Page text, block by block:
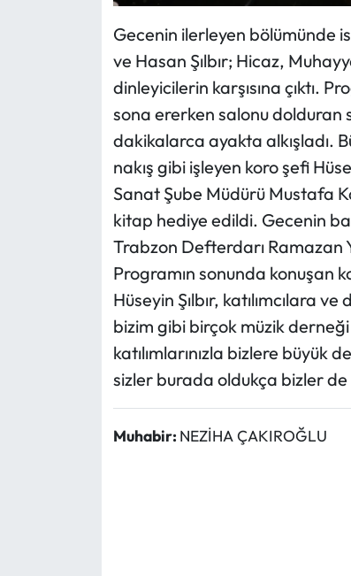
Gecenin ilerleyen bölümünde
ve Hasan Şılbır; Hicaz,
dinleyicilerin karşısına çıktı.
sona ererken salonu dolduran
dakikalarca ayakta alkışladı.
nakış gibi işleyen koro şefi
Sanat Şube Müdürü Mustafa
kitap hediye edildi. Gecenin
Trabzon Defterdarı Ramazan
Programın sonunda konuşan
Hüseyin Şılbır, katılımcılara
bizim gibi birçok müzik
katılımlarınızla bizlere
sizler burada oldukça bizler
Muhabir: NEZİHA ÇAKIROĞLU